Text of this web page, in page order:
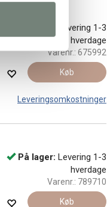
Levering 1-3
hverdage
Varenr.: 675992
Køb
Leveringsomkostninger
På lager: Levering 1-3
hverdage
Varenr.: 789710
Køb